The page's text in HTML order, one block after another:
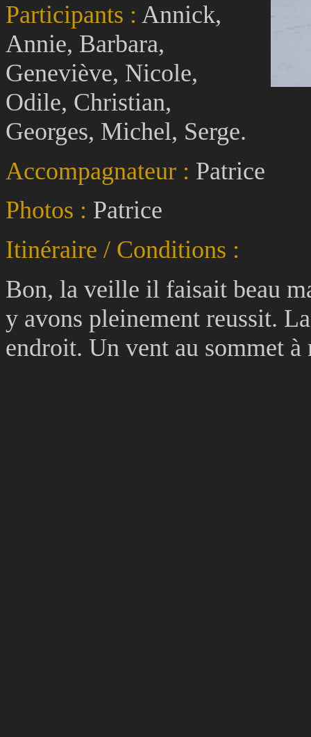
Participants : Annick,
Annie, Barbara,
Geneviève, Nicole,
Odile, Christian,
Georges, Michel, Serge.
Accompagnateur : Patrice
Photos : Patrice
Itinéraire / Conditions :
Bon, la veille il faisait beau
y avons pleinement reussit.
endroit. Un vent au sommet